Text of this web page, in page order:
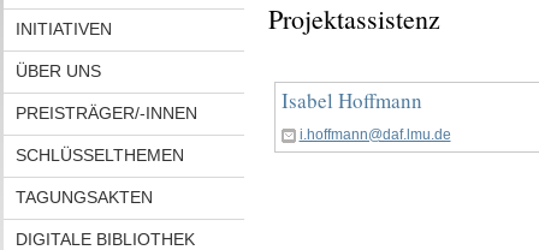
INITIATIVEN
ÜBER UNS
PREISTRÄGER/-INNEN
SCHLÜSSELTHEMEN
TAGUNGSAKTEN
DIGITALE BIBLIOTHEK
Projektassistenz
Isabel Hoffmann
i.hoffmann@daf.lmu.de